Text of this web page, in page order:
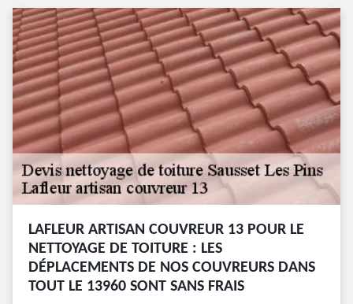
LAFLEUR ARTISAN COUVREUR 13 POUR LE
NETTOYAGE DE TOITURE : LES
DÉPLACEMENTS DE NOS COUVREURS DANS
TOUT LE 13960 SONT SANS FRAIS